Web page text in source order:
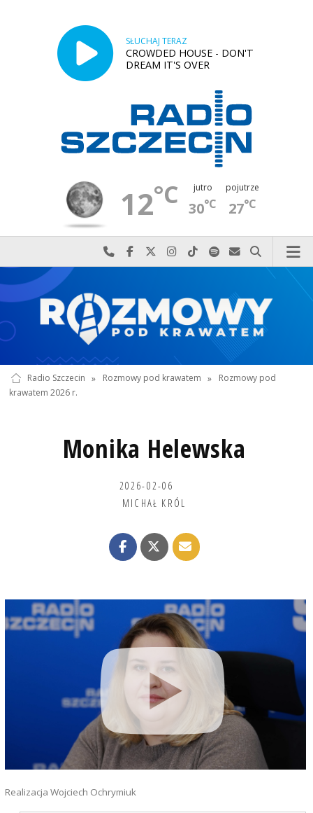
SŁUCHAJ TERAZ
CROWDED HOUSE - DON'T
DREAM IT'S OVER
12°C jutro
30°C
pojutrze
27°C
Najlepiej po prostu do nas zadzwoń
Odwiedź nas na Facebook-u
Odwiedź nas na X
Odwiedź nas na Instagram-ie
Odwiedź nas na TikTok-u
Szukaj nas na Spotify
Wyślij do nas
Szukaj
Radio Szczecin » Rozmowy pod krawatem »
Rozmowy pod
krawatem 2026 r.
Monika Helewska
2026-02-06
MICHAŁ KRÓL
Realizacja Wojciech Ochrymiuk